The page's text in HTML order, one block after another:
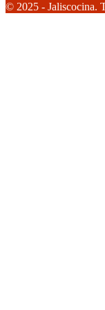
© 2025 - Jaliscocina.